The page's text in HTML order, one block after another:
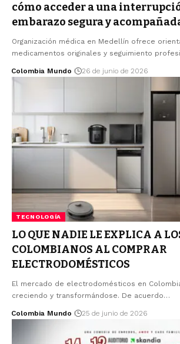
cómo acceder a una
embarazo segura y
Organización médica en Medellín ofrece
medicamentos originales y seguimiento
Colombia Mundo 26 de junio de 2026
TECNOLOGÍA
LO QUE NADIE LE EXPLICA A
COLOMBIANOS AL COMPRAR
ELECTRODOMÉSTICOS
El mercado de electrodomésticos en
creciendo y transformándose. De acuerdo…
Colombia Mundo 25 de junio de 2026